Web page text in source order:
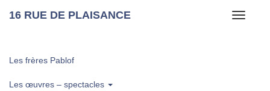
Toggle
16 RUE DE PLAISANCE
Les frères Pablof
Les œuvres – spectacles